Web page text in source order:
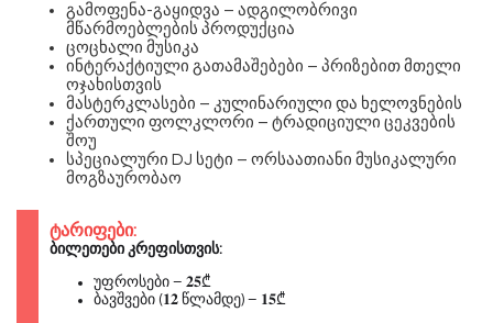
გამოფენა-გაყიდვა – ადგილობრივი
მწარმოებლების პროდუქცია
ცოცხალი მუსიკა
ინტერაქტიული გათამაშებები – პრიზებით მთელი
ოჯახისთვის
მასტერკლასები – კულინარიული და ხელოვნების
ქართული ფოლკლორი – ტრადიციული ცეკვების
შოუ
სპეციალური DJ სეტი – ორსაათიანი მუსიკალური
მოგზაურობაო
ტარიფები:
ბილეთები კრეფისთვის:
უფროსები – 𝟐𝟓₾
ბავშვები (𝟏𝟐 წლამდე) – 𝟏𝟓₾